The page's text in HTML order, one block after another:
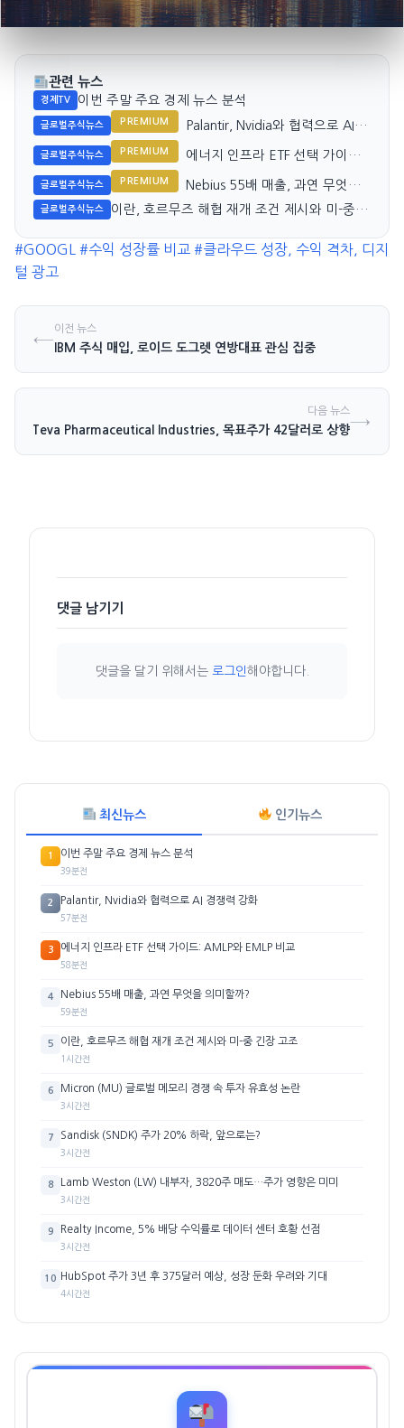
관련 뉴스
경제TV 이번 주말 주요 경제 뉴스 분석
글로벌주식뉴스 PREMIUM
Palantir, Nvidia와 협력으로 AI 경
글로벌주식뉴스 PREMIUM
에너지 인프라 ETF 선택 가이드:
글로벌주식뉴스 PREMIUM
Nebius 55배 매출, 과연 무엇을
의미할까?
글로벌주식뉴스
이란, 호르무즈 해협 재개 조건 제시와 미-중
#GOOGL #수익 성장률 비교 #클라우드 성장, 수익 격차, 디지
털 광고
←이전 뉴스
IBM 주식 매입, 로이드 도그렛 연방대표 관심 집중
다음 뉴스
Teva Pharmaceutical Industries, 목표주가 42달러로 상향→
댓글 남기기
댓글을 달기 위해서는 로그인해야합니다.
최신뉴스 인기뉴스
1 이번 주말 주요 경제 뉴스 분석
39분전
2 Palantir, Nvidia와 협력으로 AI 경쟁력 강화
57분전
3 에너지 인프라 ETF 선택 가이드: AMLP와 EMLP 비교
58분전
4 Nebius 55배 매출, 과연 무엇을 의미할까?
59분전
5 이란, 호르무즈 해협 재개 조건 제시와 미-중 긴장 고조
1시간전
6 Micron (MU) 글로벌 메모리 경쟁 속 투자 유효성 논란
3시간전
7 Sandisk (SNDK) 주가 20% 하락, 앞으로는?
3시간전
8 Lamb Weston (LW) 내부자, 3820주 매도…주가 영향은 미미
3시간전
9 Realty Income, 5% 배당 수익률로 데이터 센터 호황 선점
3시간전
10 HubSpot 주가 3년 후 375달러 예상, 성장 둔화 우려와 기대
4시간전